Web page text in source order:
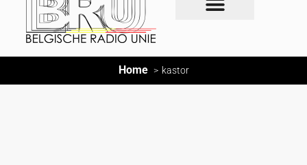
Home kastor